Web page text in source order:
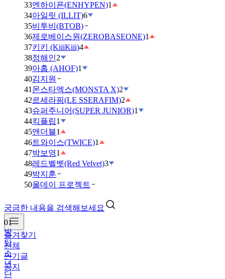
33엔하이픈(ENHYPEN)1
34아일릿 (ILLIT)6
35비투비(BTOB)
36제로베이스원(ZEROBASEONE)1
37키키 (KiiiKiii)4
38정해인2
39아홉 (AHOF)1
40김지원
41 몬스타엑스(MONSTA X)2
42르세라핌(LE SSERAFIM)2
43슈퍼주니어(SUPER JUNIOR)1
44킥플립1
45앤더블1
46트와이스(TWICE)1
47박보영1
48레드벨벳(Red Velvet)3
49박지훈
50올데이 프로젝트
궁금한 내용을 검색해보세요
즐겨찾기
전체
인기글
공지
01
방
탄
소
년
단